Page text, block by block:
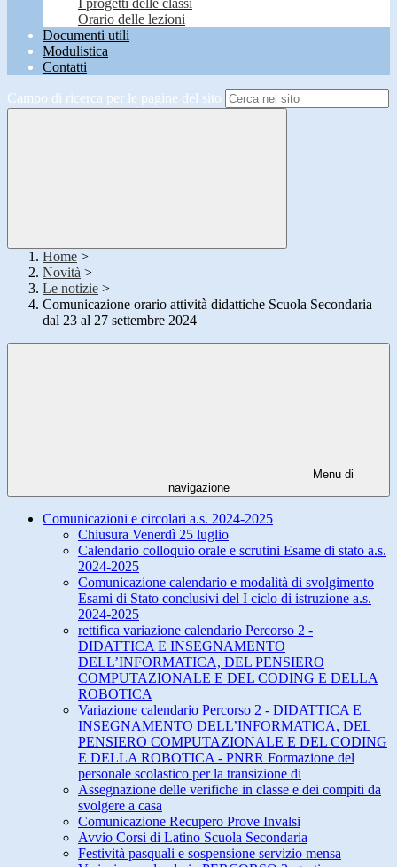
I progetti delle classi
Orario delle lezioni
Documenti utili
Modulistica
Contatti
Campo di ricerca per le pagine del sito
Home >
Novità >
Le notizie >
Comunicazione orario attività didattiche Scuola Secondaria
dal 23 al 27 settembre 2024
Menu di
navigazione
Comunicazioni e circolari a.s. 2024-2025
Chiusura Venerdì 25 luglio
Calendario colloquio orale e scrutini Esame di stato a.s.
2024-2025
Comunicazione calendario e modalità di svolgimento
Esami di Stato conclusivi del I ciclo di istruzione a.s.
2024-2025
rettifica variazione calendario Percorso 2 -
DIDATTICA E INSEGNAMENTO
DELL’INFORMATICA, DEL PENSIERO
COMPUTAZIONALE E DEL CODING E DELLA
ROBOTICA
Variazione calendario Percorso 2 - DIDATTICA E
INSEGNAMENTO DELL’INFORMATICA, DEL
PENSIERO COMPUTAZIONALE E DEL CODING
E DELLA ROBOTICA - PNRR Formazione del
personale scolastico per la transizione di
Assegnazione delle verifiche in classe e dei compiti da
svolgere a casa
Comunicazione Recupero Prove Invalsi
Avvio Corsi di Latino Scuola Secondaria
Festività pasquali e sospensione servizio mensa